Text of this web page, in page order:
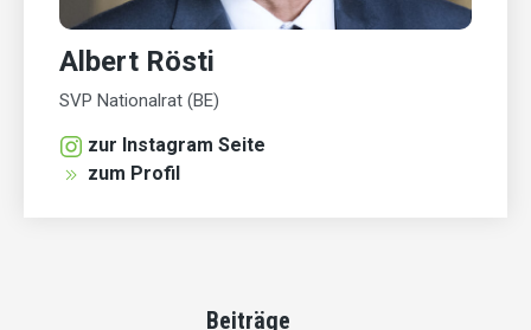
Albert Rösti
SVP Nationalrat (BE)
zur Instagram Seite
zum Profil
Beiträge